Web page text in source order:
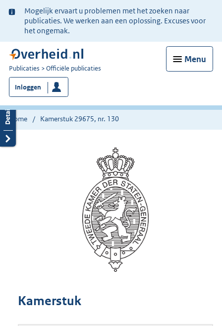
Ter
informatie:
Mogelijk ervaart u problemen met het zoeken naar
publicaties. We werken aan een oplossing. Excuses voor
het ongemak.
Menu
U
bent
nu
hier:
Publicaties Officiële publicaties
Inloggen
Home Kamerstuk 29675, nr. 130
Kamerstuk